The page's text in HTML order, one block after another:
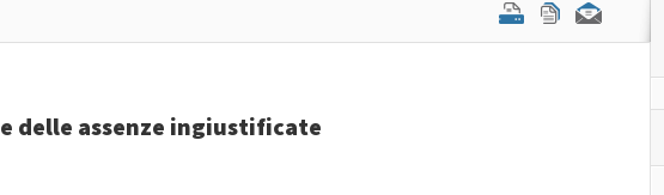
delle assenze ingiustificate